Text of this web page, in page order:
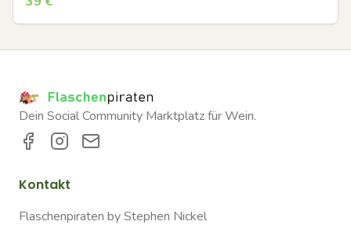
Dein Social Community Marktplatz für Wein.
Kontakt
Flaschenpiraten by Stephen Nickel